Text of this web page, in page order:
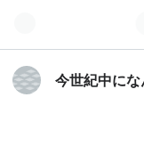
今世紀中に